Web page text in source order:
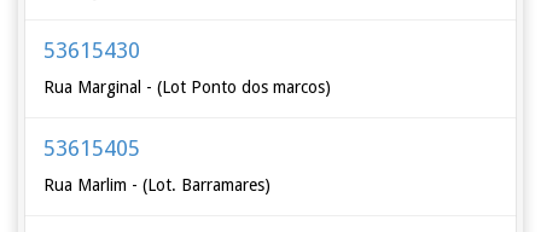
53615430
Rua Marginal - (Lot Ponto dos marcos)
53615405
Rua Marlim - (Lot. Barramares)